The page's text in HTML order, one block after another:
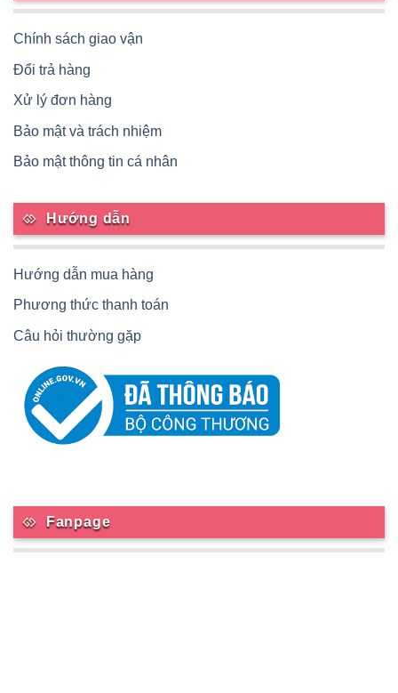
Chính sách giao vận
Đổi trả hàng
Xử lý đơn hàng
Bảo mật và trách nhiệm
Bảo mật thông tin cá nhân
Hướng dẫn
Hướng dẫn mua hàng
Phương thức thanh toán
Câu hỏi thường gặp
Fanpage